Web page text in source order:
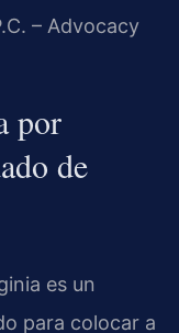
– Advocacy
por
de
es un
para colocar a